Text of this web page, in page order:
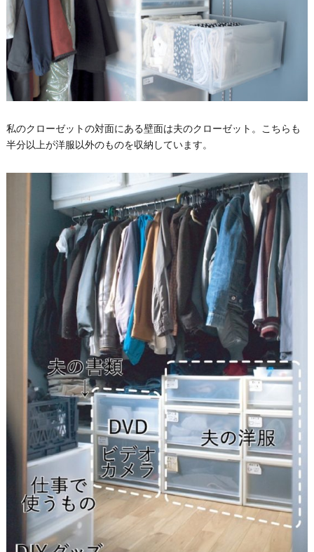
私のクローゼットの対面にある壁面は夫のクローゼット。こちらも
半分以上が洋服以外のものを収納しています。